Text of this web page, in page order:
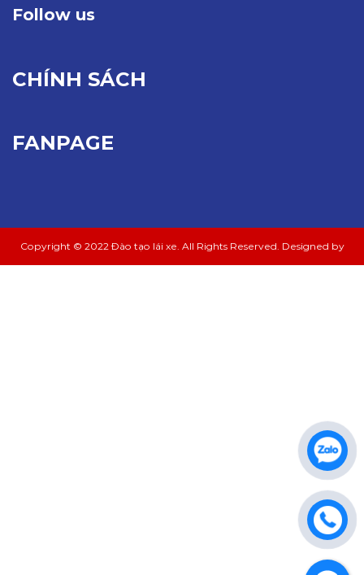
Follow us
CHÍNH SÁCH
FANPAGE
Copyright © 2022 Đào tạo lái xe. All Rights Reserved. Designed by